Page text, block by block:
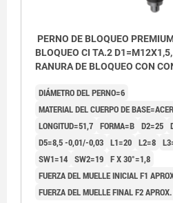
PERNO DE BLOQUEO
BLOQUEO CI TA.2
RANURA DE BLOQUEO CON
COMP:TERMOPLÁSTICO GRIS
DIÁMETRO DEL PERNO=6
MATERIAL DEL CUERPO DE
LONGITUD=51,7 FORMA=B D2=25
D5=8,5 -0,01/-0,03 L1=20 L2=8
SW1=14 SW2=19 F X 30°=1,8
FUERZA DEL MUELLE INICIAL F1
FUERZA DEL MUELLE FINAL F2